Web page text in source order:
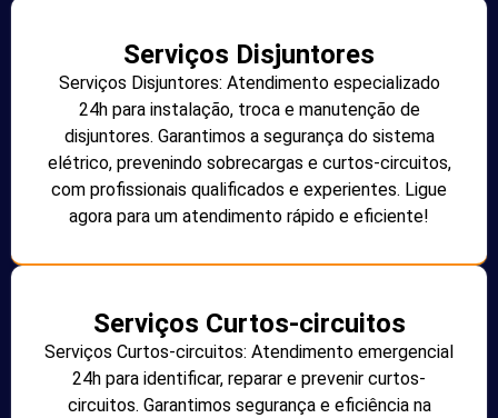
Serviços Disjuntores
Serviços Disjuntores: Atendimento especializado
24h para instalação, troca e manutenção de
disjuntores. Garantimos a segurança do sistema
elétrico, prevenindo sobrecargas e curtos-circuitos,
com profissionais qualificados e experientes. Ligue
agora para um atendimento rápido e eficiente!
Serviços Curtos-circuitos
Serviços Curtos-circuitos: Atendimento emergencial
24h para identificar, reparar e prevenir curtos-
circuitos. Garantimos segurança e eficiência na